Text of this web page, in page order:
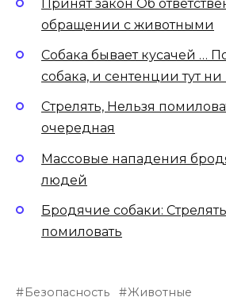
Принят закон Об
обращении с животными
Собака бывает кусачей …
собака, и сентенции тут
Стрелять, Нельзя
очередная
Массовые нападения
людей
Бродячие собаки:
помиловать
Безопасность
Животные